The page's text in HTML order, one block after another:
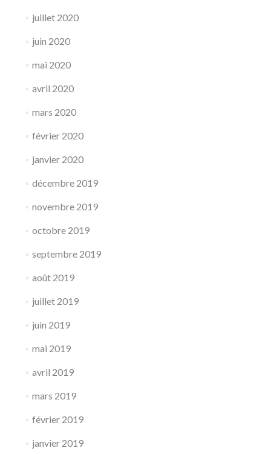
juillet 2020
juin 2020
mai 2020
avril 2020
mars 2020
février 2020
janvier 2020
décembre 2019
novembre 2019
octobre 2019
septembre 2019
août 2019
juillet 2019
juin 2019
mai 2019
avril 2019
mars 2019
février 2019
janvier 2019